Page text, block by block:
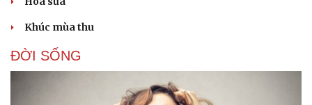
Khúc mùa thu
ĐỜI SỐNG